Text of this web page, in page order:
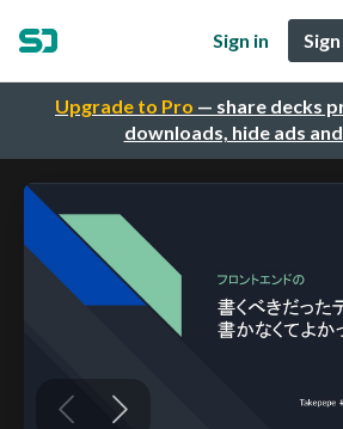
Upgrade to Pro — share decks
downloads, hide ads
Sign in